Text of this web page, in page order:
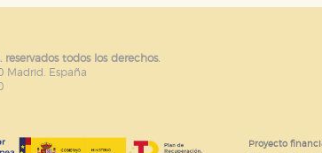
reservados todos los derechos.
Madrid. España
Proyecto